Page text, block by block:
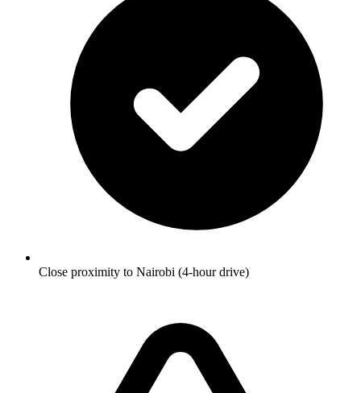
Close proximity to Nairobi (4-hour drive)